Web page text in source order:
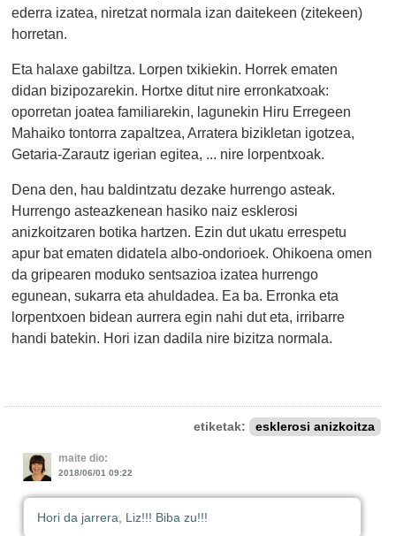
ederra izatea, niretzat normala izan daitekeen (zitekeen)
horretan.
Eta halaxe gabiltza. Lorpen txikiekin. Horrek ematen
didan bizipozarekin. Hortxe ditut nire erronkatxoak:
oporretan joatea familiarekin, lagunekin Hiru Erregeen
Mahaiko tontorra zapaltzea, Arratera bizikletan igotzea,
Getaria-Zarautz igerian egitea, ... nire lorpentxoak.
Dena den, hau baldintzatu dezake hurrengo asteak.
Hurrengo asteazkenean hasiko naiz esklerosi
anizkoitzaren botika hartzen. Ezin dut ukatu errespetu
apur bat ematen didatela albo-ondorioek. Ohikoena omen
da gripearen moduko sentsazioa izatea hurrengo
egunean, sukarra eta ahuldadea. Ea ba. Erronka eta
lorpentxoen bidean aurrera egin nahi dut eta, irribarre
handi batekin. Hori izan dadila nire bizitza normala.
etiketak: esklerosi anizkoitza
maite dio:
2018/06/01 09:22
Hori da jarrera, Liz!!! Biba zu!!!